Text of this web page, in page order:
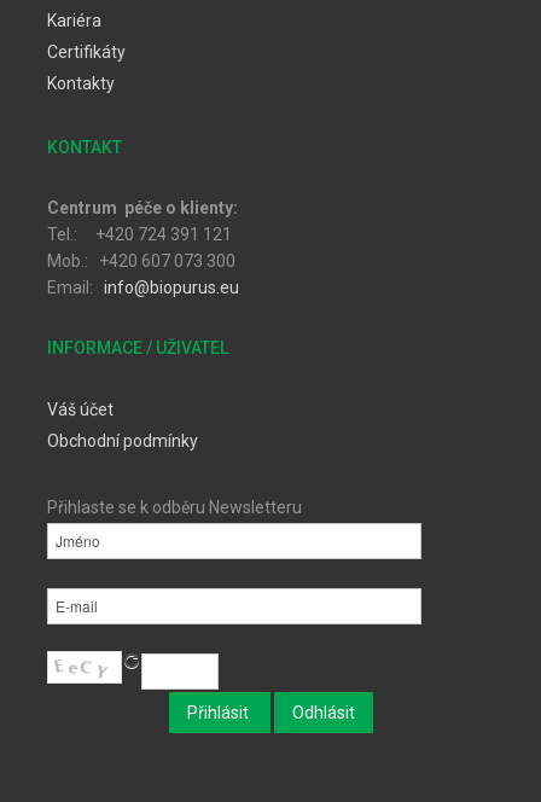
Kariéra
Certifikáty
Kontakty
KONTAKT
Centrum péče o klienty:
Tel.: +420 724 391 121
Mob.: +420 607 073 300
Email: info@biopurus.eu
INFORMACE / UŽIVATEL
Váš účet
Obchodní podmínky
Přihlaste se k odběru Newsletteru